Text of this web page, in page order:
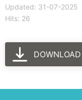
Updated: 31-07-2025
Hits: 26
DOWNLOAD